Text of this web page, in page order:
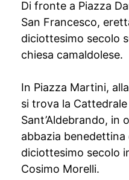
Di fronte a Piazza
San Francesco,
diciottesimo secolo
chiesa camaldolese.
In Piazza Martini,
si trova la
Sant’Aldebrando, in
abbazia
diciottesimo secolo
Cosimo Morelli.